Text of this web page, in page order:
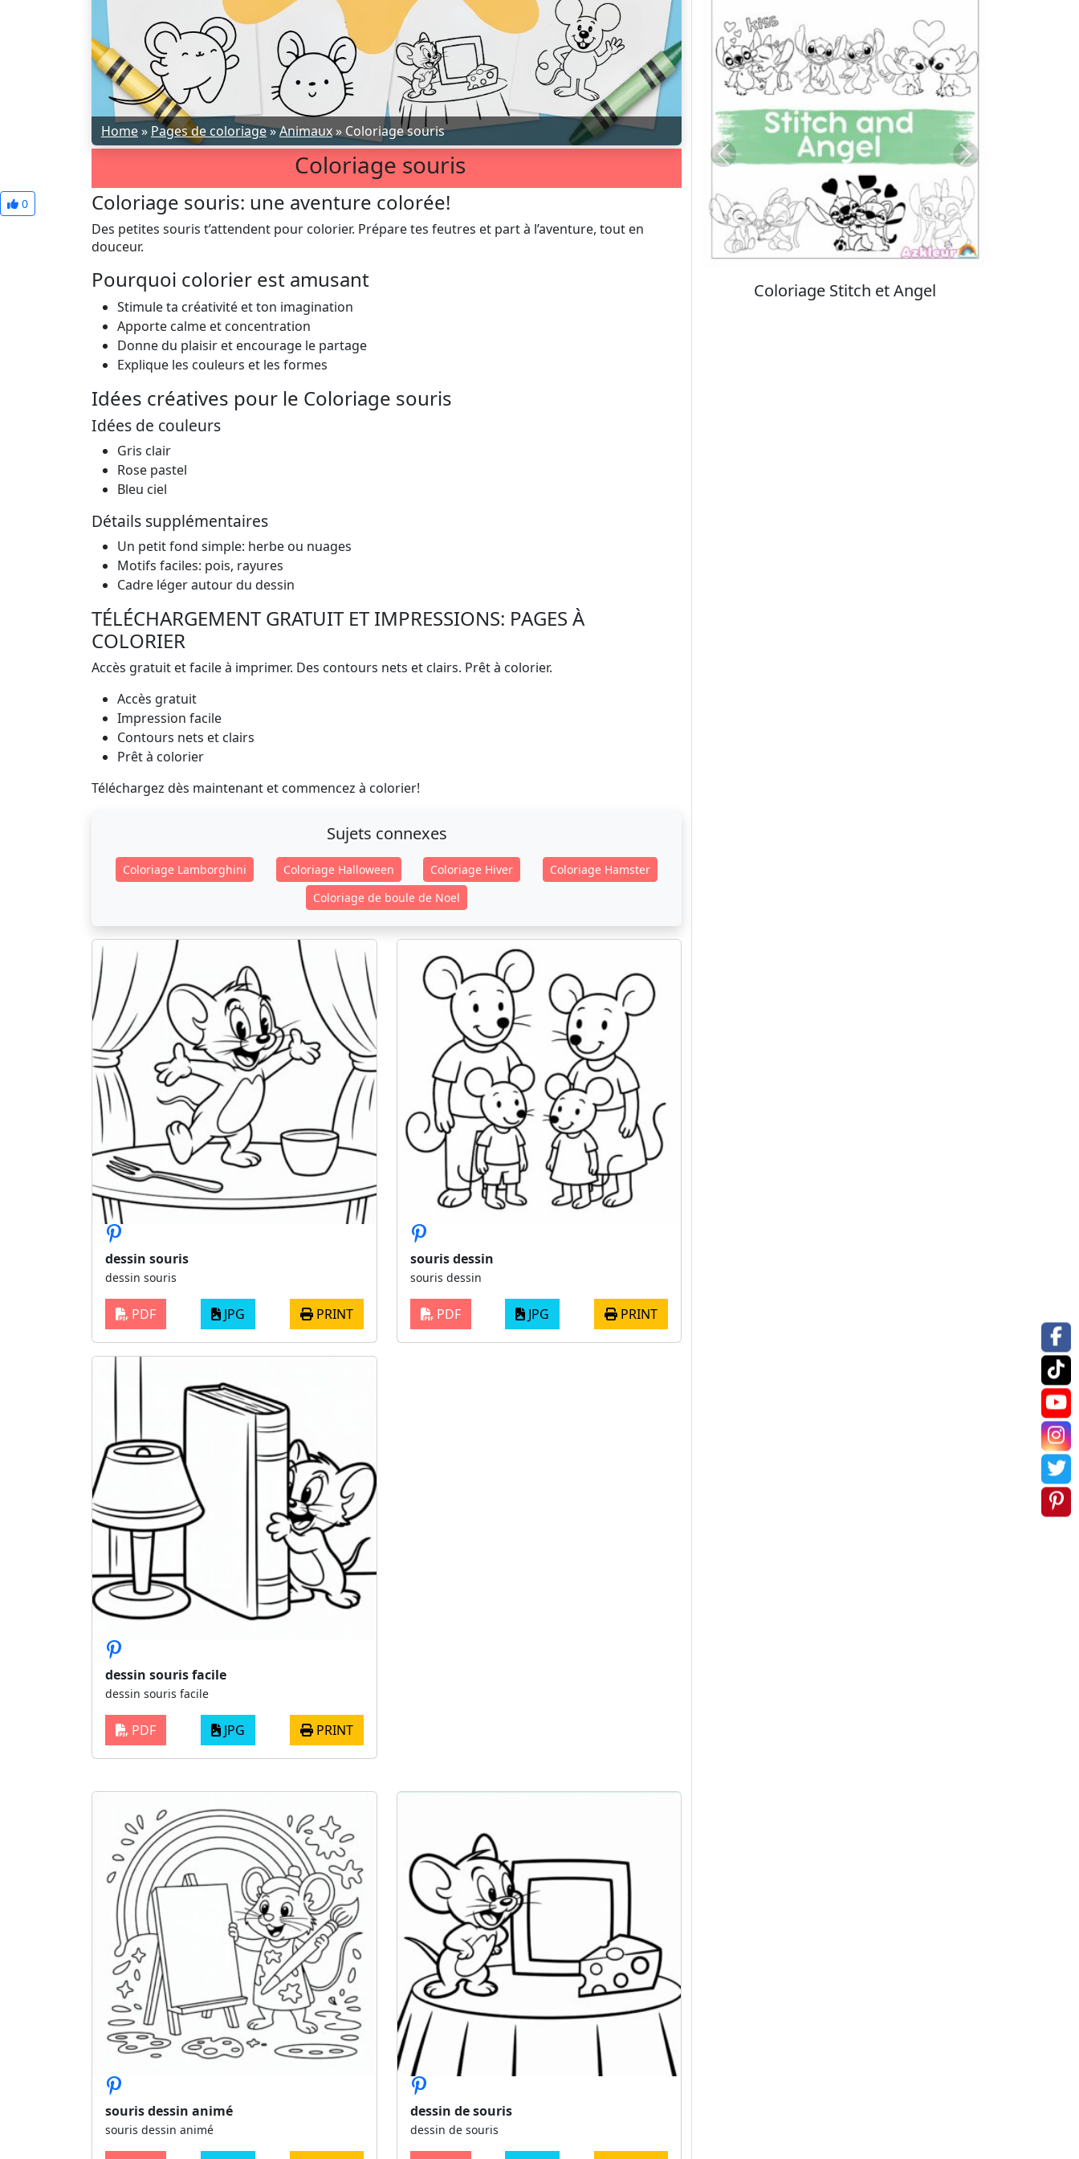
Home» Pages de coloriage»Animaux» Coloriage souris
Coloriage souris
0 Coloriage souris: une aventure colorée!
Des petites souris t’attendent pour colorier. Prépare tes feutres et part à l’aventure, tout en
douceur.
Pourquoi colorier est amusant
Stimule ta créativité et ton imagination
Apporte calme et concentration
Donne du plaisir et encourage le partage
Explique les couleurs et les formes
Idées créatives pour le Coloriage souris
Idées de couleurs
Gris clair
Rose pastel
Bleu ciel
Détails supplémentaires
Un petit fond simple: herbe ou nuages
Motifs faciles: pois, rayures
Cadre léger autour du dessin
TÉLÉCHARGEMENT GRATUIT ET IMPRESSIONS: PAGES À
COLORIER
Accès gratuit et facile à imprimer. Des contours nets et clairs. Prêt à colorier.
Accès gratuit
Impression facile
Contours nets et clairs
Prêt à colorier
Téléchargez dès maintenant et commencez à colorier!
Sujets connexes
Coloriage Lamborghini Coloriage Halloween Coloriage Hiver
Coloriage Hamster
Coloriage de boule de Noel
dessin souris
dessin souris
PDF JPG PRINT
souris dessin
souris dessin
PDF JPG PRINT
dessin souris facile
dessin souris facile
PDF JPG PRINT
souris dessin animé
souris dessin animé
dessin de souris
dessin de souris
Coloriage Stitch
Previous Next